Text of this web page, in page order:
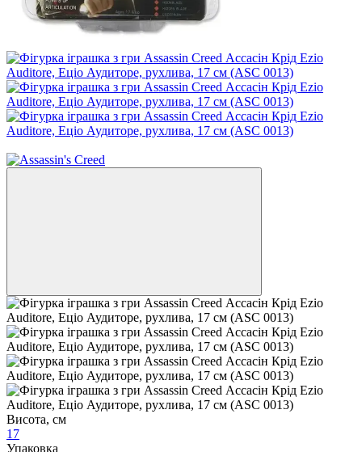
Висота, см
17
Упаковка